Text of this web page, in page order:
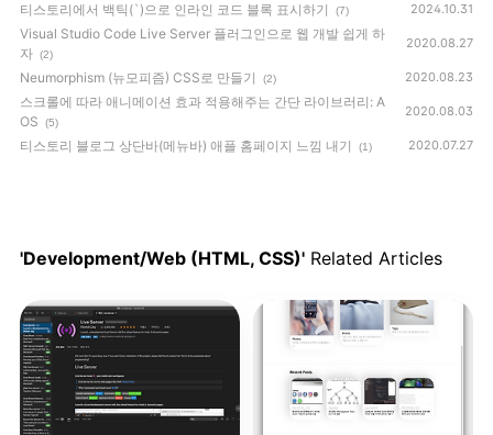
티스토리에서 백틱(`)으로 인라인 코드 블록 표시하기 (7) 2024.10.31
Visual Studio Code Live Server 플러그인으로 웹 개발 쉽게 하
자 (2)
2020.08.27
Neumorphism (뉴모피즘) CSS로 만들기 (2) 2020.08.23
스크롤에 따라 애니메이션 효과 적용해주는 간단 라이브러리: A
OS
(5)
2020.08.03
티스토리 블로그 상단바(메뉴바) 애플 홈페이지 느낌 내기 (1) 2020.07.27
'Development/Web (HTML, CSS)' Related Articles